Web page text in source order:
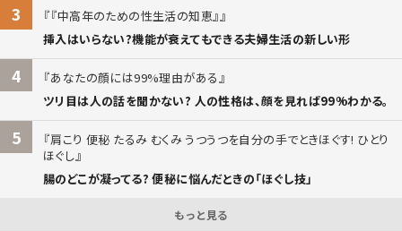
3
『中高年のための性生活の知恵』
挿入はいらない?機能が衰えてもできる夫婦生活の新しい形
4
あなたの顔には99%理由がある
ツリ目は人の話を聞かない? 人の性格は、顔を見れば99%わかる。
5
肩こり 便秘 たるみ むくみ うつうつを自分の手でときほぐす! ひとり
ほぐし
腸のどこが凝ってる? 便秘に悩んだときの「ほぐし技」
もっと見る